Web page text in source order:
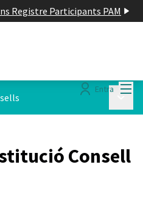
Registre Participants PAM
Entra
Consell